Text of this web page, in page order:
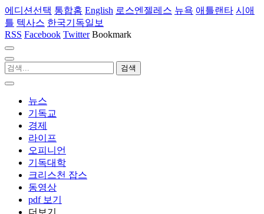
에디션선택 통합홈 English 로스엔젤레스 뉴욕 애틀랜타 시애
틀 텍사스 한국기독일보
RSS Facebook Twitter Bookmark
뉴스
기독교
경제
라이프
오피니언
기독대학
크리스천 잡스
동영상
pdf 보기
더보기